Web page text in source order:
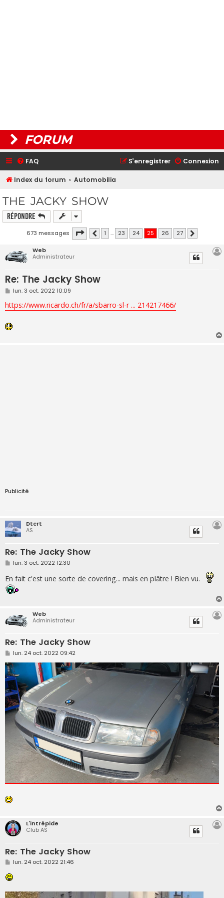
FORUM
FAQ Connexion
S’enregistrer
Index du forum Automobilia
THE JACKY SHOW
Répondre
673 messages Page 25 sur27
Précédente
1 … 23 24 25 26 27
Web
Administrateur
Re: The Jacky Show
M
s
s
g
e
lun. 3 oct. 2022 10:09
https://www.ricardo.ch/fr/a/sbarro-sl-r ... 214217466/
Publicité
Dtcrt
AS
Re: The Jacky Show
M
s
a
g
lun. 3 oct. 2022 12:30
En fait c'est une sorte de covering... mais en plâtre ! Bien vu.
Web
Administrateur
Re: The Jacky Show
M
s
s
a
g
e
lun. 24 oct. 2022 09:42
L'intrépide
Club AS
Re: The Jacky Show
M
s
s
g
lun. 24 oct. 2022 21:46